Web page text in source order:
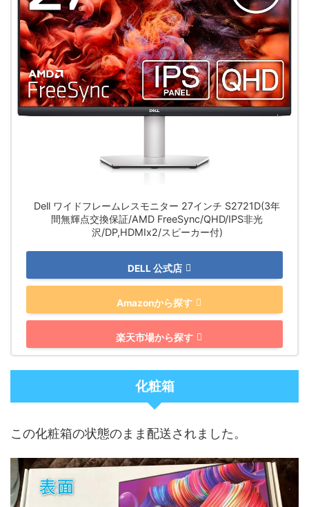
Dell ワイドフレームレスモニター 27インチ S2721D(3年
間無輝点交換保証/AMD FreeSync/QHD/IPS非光
沢/DP,HDMIx2/スピーカー付)
DELL 公式店
Amazonから探す
楽天市場から探す
化粧箱
この化粧箱の状態のまま配送されました。